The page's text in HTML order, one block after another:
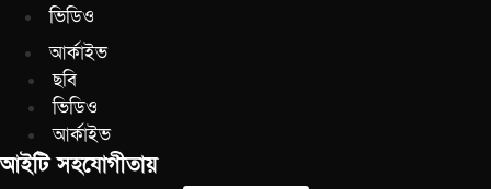
ভিডিও
আর্কাইভ
ছবি
ভিডিও
আর্কাইভ
আইটি সহযোগীতায়